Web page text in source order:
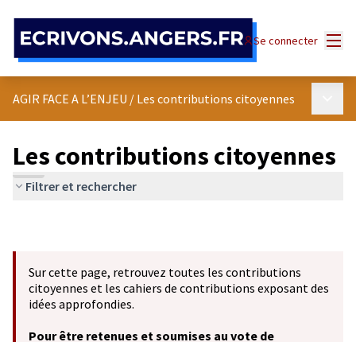
Se connecter
AGIR FACE A L’ENJEU / Les contributions citoyennes
Les contributions citoyennes
Filtrer et rechercher
Sur cette page, retrouvez toutes les contributions
citoyennes et les cahiers de contributions exposant des
idées approfondies.
Pour être retenues et soumises au vote de